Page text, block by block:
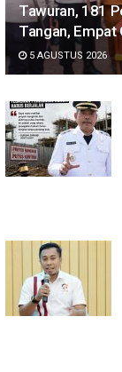
Tawuran, 181
Tangan, Empat
5 AGUSTUS 2026